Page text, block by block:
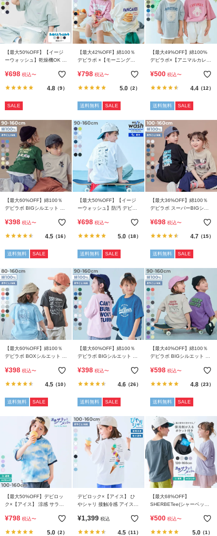
も
服
コ
ム
イ
ヘ
ル
デ
ビ
ロ
ッ
ク
に
て
お
物
ガ
イ
ド
よ
る
FOLLOW
【最大50%OFF】【イージ
ーウォッシュ】乾燥機OK 防
ツ
¥698 税込〜
4.8（9）
SALE
【最大42%OFF】綿100％
デビラボ ×【モーニング】
ツ
¥798 税込〜
5.0（2）
送料無料 SALE
【最大49%OFF】綿100%
デビラボ×【アニマルカレッ
ト半袖Tシャツ
¥500 税込〜
4.4（12）
送料無料 SALE
【最大60%OFF】綿100％
デビラボ BIGシルエット プ
¥398 税込〜
4.5（16）
送料無料 SALE
【最大50%OFF】【イージ
ーウォッシュ】防汚 デビラ
半袖Tシャツ
¥698 税込〜
5.0（18）
送料無料 SALE
【最大36%OFF】綿100％
デビラボ スーパーBIGシル
ツ
¥698 税込〜
4.7（15）
送料無料 SALE
【最大60%OFF】綿100％
デビラボ BOXシルエット プ
¥398 税込〜
4.5（10）
送料無料 SALE
【最大60%OFF】綿100％
デビラボ BIGシルエット プ
¥398 税込〜
4.6（26）
送料無料 SALE
【最大40%OFF】綿100％
デビラボ BIGシルエット プ
¥598 税込〜
4.8（23）
送料無料 SALE
【最大50%OFF】デビロッ
ク×【アイス】 涼感 サラッ
イダイプリント 半袖Tシャ
¥798 税込〜
5.0（2）
デビロック×【アイス】 ひ
やシャリ 接触冷感 アイスプ
¥1,399 税込
4.5（11）
【最大68%OFF】
SHERBETee(シャーベッテ
冷剤ポケット付き 涼感メッ
¥500 税込〜
5.0（1）